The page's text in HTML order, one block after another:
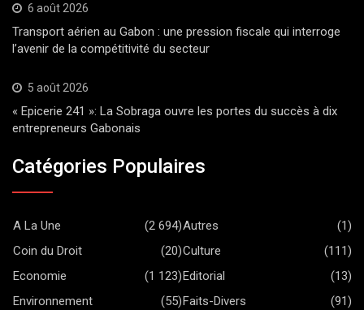
6 août 2026
Transport aérien au Gabon : une pression fiscale qui interroge
l’avenir de la compétitivité du secteur
5 août 2026
« Epicerie 241 »: La Sobraga ouvre les portes du succès à dix
entrepreneurs Gabonais
Catégories Populaires
A La Une (2 694)Autres
(1)
Coin du Droit
(20)Culture
(111)
Economie
(1 123)Editorial
(13)
Environnement
(55)Faits-Divers
(91)